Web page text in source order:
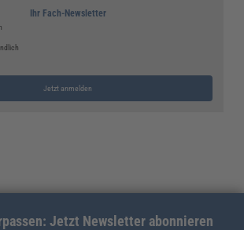
Ihr Fach-Newsletter
Jetzt anmelden
Jetzt Newsletter abonnieren